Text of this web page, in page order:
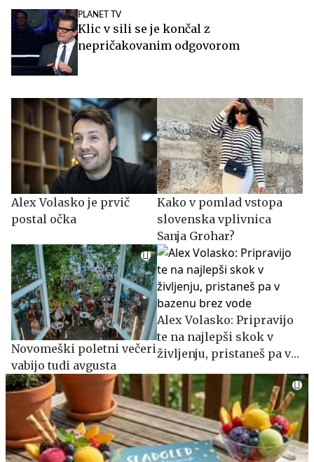
PLANET TV
Klic v sili se je končal z
nepričakovanim odgovorom
Alex Volasko je prvič
postal očka
Kako v pomlad vstopa
slovenska vplivnica
Sanja Grohar?
Novomeški poletni večeri
vabijo tudi avgusta
Alex Volasko: Pripravijo
te na najlepši skok v
življenju, pristaneš pa v